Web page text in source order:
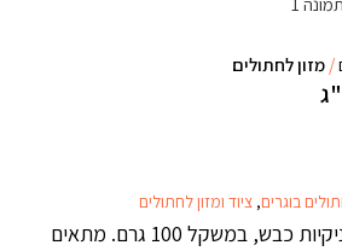
מזון לחתולים
בוגרים, ציוד ומזון לחתולים
ונפי חטיף לכלב בטעם נקניקיות כבש, במשקל 100 גרם. מתאים